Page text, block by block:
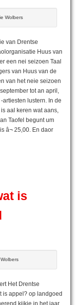
Wolbers
van Drentse
Huus van
een nei seizoen Taal
van Huus van de
van het neie seizoen
tot an april,
artiesten lustern. In de
aal keren wat aans,
Taofel begunt um
â¬ 25,00. En daor
is
Het Drentse
is appel? op landgoed
kijkje in het jaar